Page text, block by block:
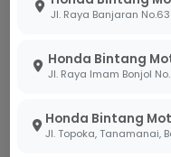
Honda Bintang
Honda Bintang
agar proses
Efisiensi
perlahan saat